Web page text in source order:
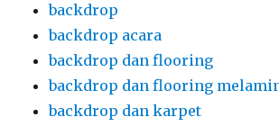
backdrop
backdrop acara
backdrop dan flooring
backdrop dan flooring
backdrop dan karpet